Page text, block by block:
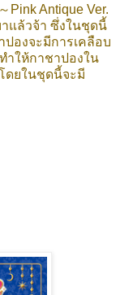
Antique Ver.
แล้วจ้า ซึ่งในชุดนี้
องจะมีการเคลือบ
ำให้กาชาปองใน
ดยในชุดนี้จะมี